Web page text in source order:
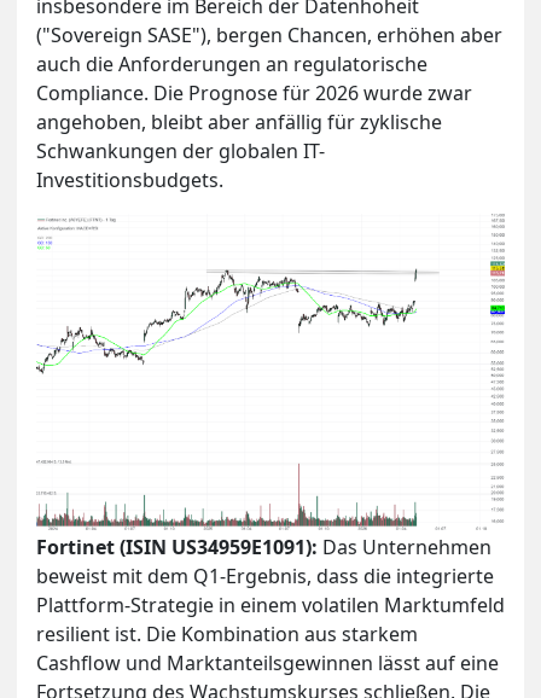
insbesondere im Bereich der Datenhoheit
("Sovereign SASE"), bergen Chancen, erhöhen aber
auch die Anforderungen an regulatorische
Compliance. Die Prognose für 2026 wurde zwar
angehoben, bleibt aber anfällig für zyklische
Schwankungen der globalen IT-
Investitionsbudgets.
Fortinet (ISIN US34959E1091): Das Unternehmen
beweist mit dem Q1-Ergebnis, dass die integrierte
Plattform-Strategie in einem volatilen Marktumfeld
resilient ist. Die Kombination aus starkem
Cashflow und Marktanteilsgewinnen lässt auf eine
Fortsetzung des Wachstumskurses schließen. Die